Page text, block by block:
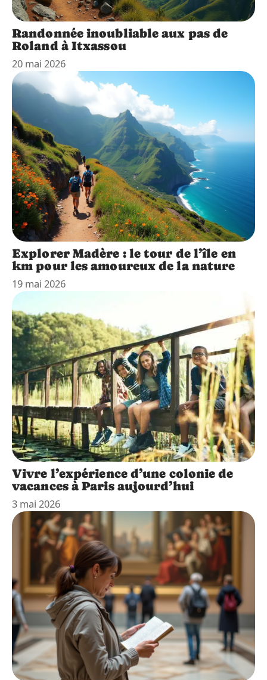
Randonnée inoubliable aux pas de
Roland à Itxassou
20 mai 2026
Explorer Madère : le tour de l’île en
km pour les amoureux de la nature
19 mai 2026
Vivre l’expérience d’une colonie de
vacances à Paris aujourd’hui
3 mai 2026